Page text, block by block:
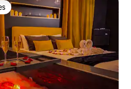
dos hóspedes